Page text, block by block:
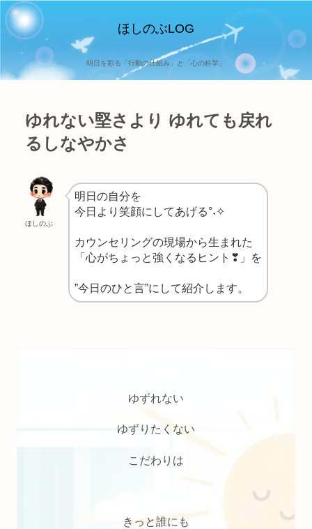
ほしのぶLOG
明日を彩る「行動の仕組み」と「心の科学」
ゆれない堅さより ゆれても戻れ
るしなやかさ
ほしのぶ
明日の自分を
今日より笑顔にしてあげる°˖✧
カウンセリングの現場から生まれた
「心がちょっと強くなるヒント❣」を
”今日のひと言”にして紹介します。
ゆずれない
ゆずりたくない
こだわりは
きっと誰にも